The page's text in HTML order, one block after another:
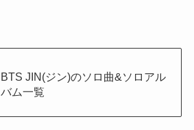
BTS JIN(ジン)のソロ曲&ソロアル
バム一覧